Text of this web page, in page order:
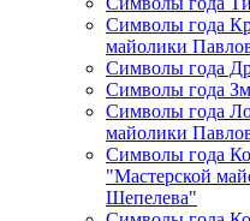
Символы года
майолики
Символы года
Символы года
Символы года
майолики
Символы года
"Мастерской
Шепелева"